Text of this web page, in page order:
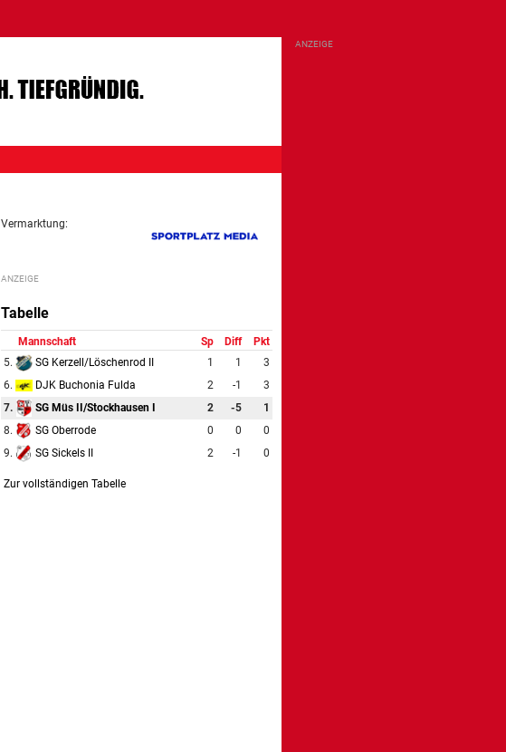
Vermarktung:
Tabelle
Mannschaft Sp Diff
Pkt
5.
SG Kerzell/Löschenrod II 1 1
3
6.
DJK Buchonia Fulda 2 -1
3
7.
SG Müs II/Stockhausen I 2 -5
1
8.
SG Oberrode 0 0
0
9.
SG Sickels II 2 -1 0
Zur vollständigen Tabelle